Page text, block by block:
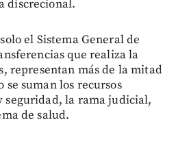
discrecional.
el Sistema General de
que realiza la
representan más de la mitad
suman los recursos
seguridad, la rama judicial,
de salud.